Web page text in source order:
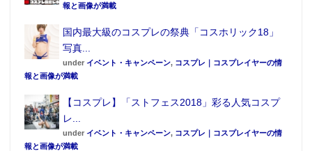
果音も収録されている。さらに変身後サイガフォンで
「ENTER」を入力するエクシードチャージ操作では、
「サイガスラッシュ必殺技音」・「コバルトスマッシ
ュ必殺技音」・「スカイインパクト必殺技音」が発動
BGMは「サイガ」、「サイガ、驚異の力」、「オルフ
ェノク破壊」の3種が収録され、仮面ライダーサイガに
報と画像が満載
国内最大級のコスプレの祭典「コスホリック18」
写真...
under イベント・キャンペーン, コスプレ｜コスプレイヤーの情
報と画像が満載
【コスプレ】「ストフェス2018」彩る人気コスプ
レ...
under イベント・キャンペーン, コスプレ｜コスプレイヤーの情
報と画像が満載